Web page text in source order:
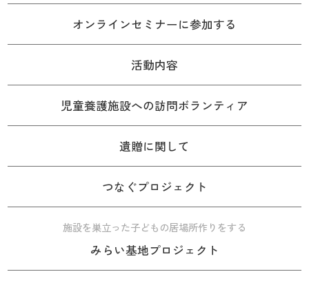
オンラインセミナーに参加する
活動内容
児童養護施設への訪問ボランティア
遺贈に関して
つなぐプロジェクト
施設を巣立った子どもの居場所作りをする
みらい基地プロジェクト